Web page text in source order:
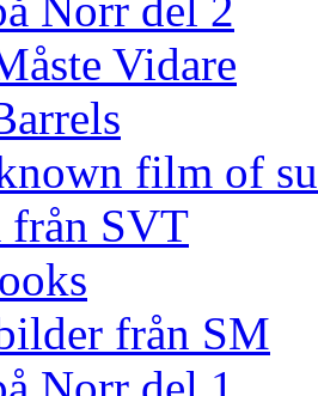
Vidare
film of
SVT
från SM